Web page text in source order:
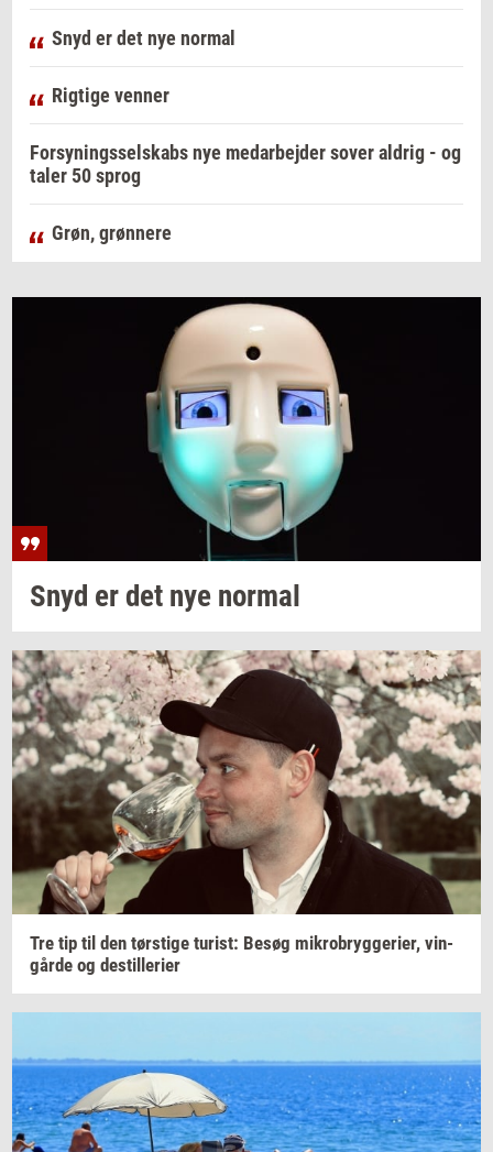
Snyd er det nye normal
Rigtige venner
Forsyningsselskabs nye medarbejder sover aldrig - og
taler 50 sprog
Grøn, grønnere
Snyd er det nye nor­mal
Tre tip til den tørsti­ge turist: Besøg mi­kro­bryg­ge­ri­er, vin­
går­de og destil­le­ri­er